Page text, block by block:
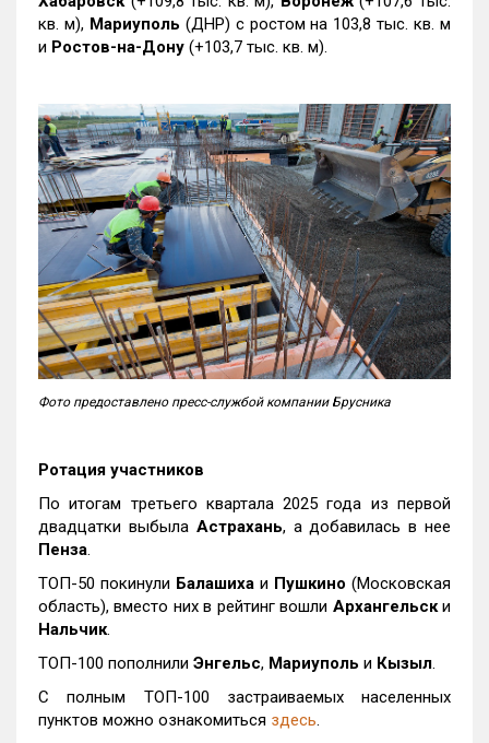
кв. м), Мариуполь (ДНР) с ростом на 103,8 тыс. кв. м
и Ростов-на-Дону (+103,7 тыс. кв. м).
Фото предоставлено пресс-службой компании Брусника
Ротация участников
По итогам третьего квартала 2025 года из первой
двадцатки выбыла Астрахань, а добавилась в нее
Пенза.
ТОП-50 покинули Балашиха и Пушкино (Московская
область), вместо них в рейтинг вошли Архангельски
Нальчик.
ТОП-100 пополнили Энгельс, Мариуполь и Кызыл.
С полным ТОП-100 застраиваемых населенных
пунктов можно ознакомиться здесь.